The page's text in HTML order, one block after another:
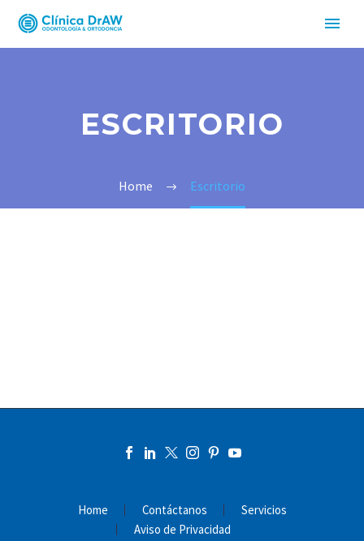
ESCRITORIO
Home Escritorio
Home Contáctanos
Servicios
Aviso de Privacidad